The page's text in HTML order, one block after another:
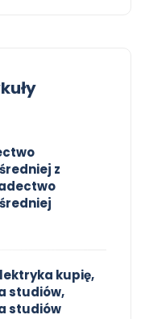
z
kupię,
studiów,
studiów